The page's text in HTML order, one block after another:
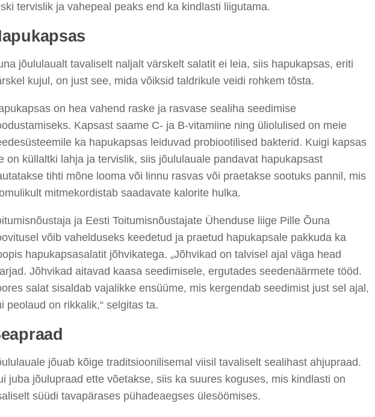
tervislik ja vahepeal peaks end ka kindlasti liigutama.
jõululaualt tavaliselt naljalt värskelt salatit ei leia, siis hapukapsas, eriti
kujul, on just see, mida võiksid taldrikule veidi rohkem tõsta.
on hea vahend raske ja rasvase sealiha seedimise
Kapsast saame C- ja B-vitamiine ning üliolulised on meie
ka hapukapsas leiduvad probiootilised bakterid. Kuigi kapsas
on küllaltki lahja ja tervislik, siis jõululauale pandavat hapukapsast
tihti mõne looma või linnu rasvas või praetakse sootuks pannil, mis
mitmekordistab saadavate kalorite hulka.
ja Eesti Toitumisnõustajate Ühenduse liige Pille Õuna
võib vahelduseks keedetud ja praetud hapukapsale pakkuda ka
hapukapsasalatit jõhvikatega. „Jõhvikad on talvisel ajal väga head
Jõhvikad aitavad kaasa seedimisele, ergutades seedenäärmete tööd.
salat sisaldab vajalikke ensüüme, mis kergendab seedimist just sel ajal,
peolaud on rikkalik,“ selgitas ta.
jõuab kõige traditsioonilisemal viisil tavaliselt sealihast ahjupraad.
juba jõulupraad ette võetakse, siis ka suures koguses, mis kindlasti on
süüdi tavapärases pühadeaegses ülesöömises.